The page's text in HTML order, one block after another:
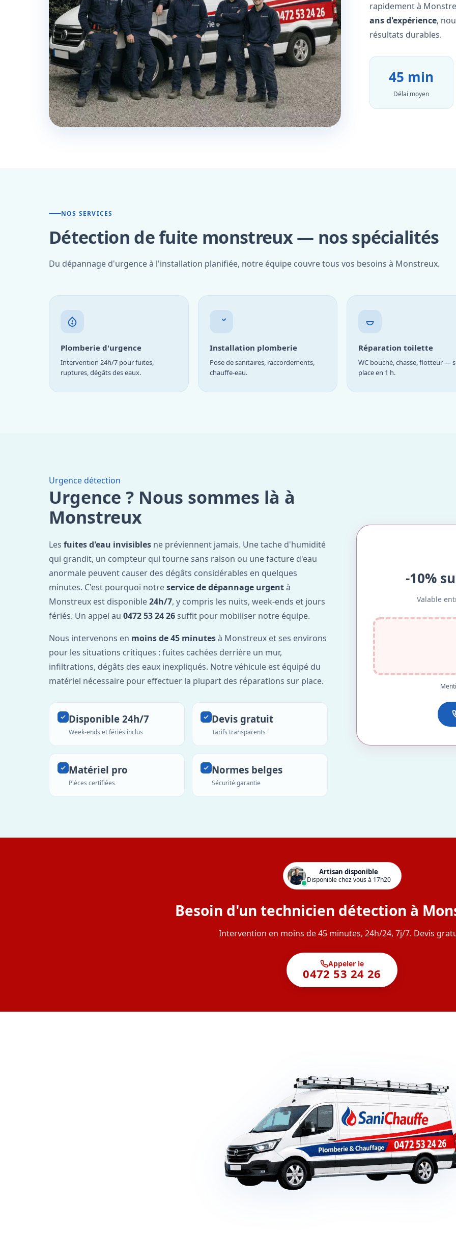
rapidement à
ans d'expérience,
résultats durables.
45 min
Délai moyen
NOS SERVICES
Détection de fuite monstreux — nos spécialités
Du dépannage d'urgence à l'installation planifiée, notre équipe couvre tous vos besoins à Monstreux.
Plomberie d'urgence
Intervention 24h/7 pour fuites,
ruptures, dégâts des eaux.
Installation plomberie
Pose de sanitaires, raccordements,
chauffe-eau.
Réparation toilette
WC bouché, chasse, flotteur —
place en 1 h.
Urgence détection
Urgence ? Nous sommes là à
Monstreux
Les fuites d'eau invisibles ne préviennent jamais. Une tache d'humidité
qui grandit, un compteur qui tourne sans raison ou une facture d'eau
anormale peuvent causer des dégâts considérables en quelques
minutes. C'est pourquoi notreservice de dépannage urgentà
Monstreux est disponible24h/7, y compris les nuits, week-ends et jours
fériés. Un appel au 0472 53 24 26suffit pour mobiliser notre équipe.
Nous intervenons en moins de 45 minutesà Monstreux et ses environs
pour les situations critiques : fuites cachées derrière un mur,
infiltrations, dégâts des eaux inexpliqués. Notre véhicule est équipé du
matériel nécessaire pour effectuer la plupart des réparations sur place.
Disponible 24h/7
Week-ends et fériés inclus
Devis gratuit
Tarifs transparents
Matériel pro
Pièces certifiées
Normes belges
Sécurité garantie
-10%
Valable
Artisan disponible
Disponible chez vous à 17h20
Besoin d'un technicien détection à
Intervention en moins de 45 minutes, 24h/24, 7j/7. Devis
Appeler le
0472 53 24 26